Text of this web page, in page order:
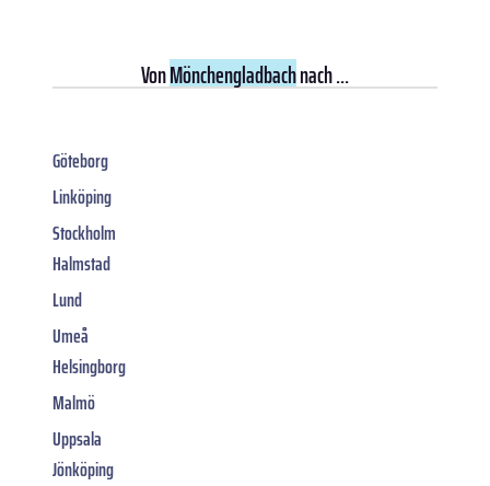
VonMönchengladbachnach ...
Göteborg
Linköping
Stockholm
Halmstad
Lund
Umeå
Helsingborg
Malmö
Uppsala
Jönköping